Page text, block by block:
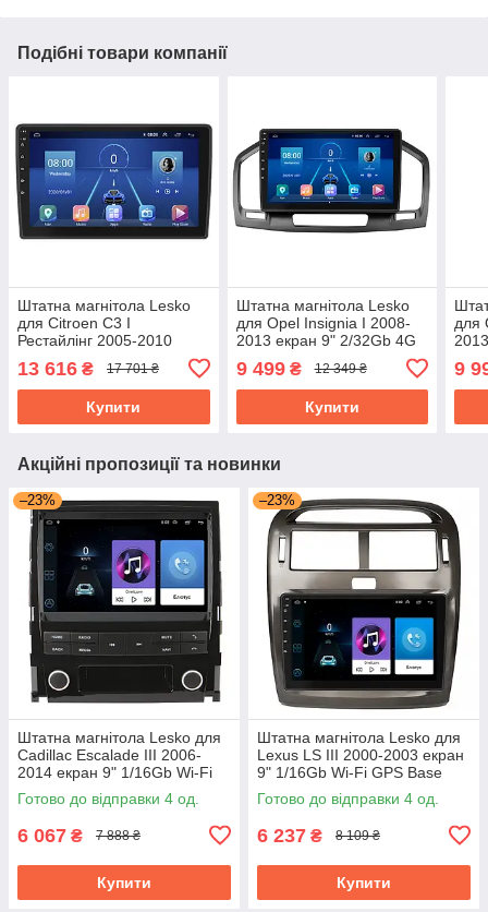
Подібні товари компанії
Штатна магнітола Lesko
для Citroen C3 I
Рестайлінг 2005-2010
екран 9" 4/64Gb/4G/ Wi-Fi/
CarPlay Top GPS
13 616 ₴ 17 701 ₴
Купити
Штатна магнітола Lesko
для Opel Insignia I 2008-
2013 екран 9" 2/32Gb 4G
Інсигенія
9 499₴ 12 349 ₴
Купити
для
9
Акційні пропозиції та новинки
–23%
Штатна магнітола Lesko для
Cadillac Escalade III 2006-
2014 екран 9" 1/16Gb Wi-Fi
GPS Base Каміллак Ескалейд
Готово до відправки 4 од.
6 067 ₴ 7 888 ₴
Купити
–23%
Штатна магнітола Lesko для
Lexus LS III 2000-2003 екран
9" 1/16Gb Wi-Fi GPS Base
Готово до відправки 4 од.
6 237 ₴ 8 109 ₴
Купити